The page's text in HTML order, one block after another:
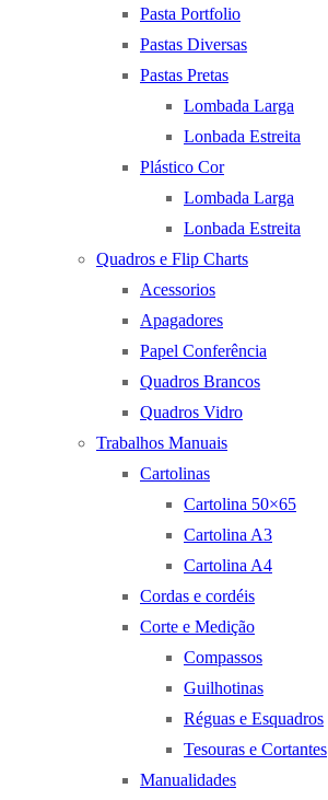
Pasta Portfolio
Pastas Diversas
Pastas Pretas
Lombada Larga
Lonbada Estreita
Plástico Cor
Lombada Larga
Lonbada Estreita
Quadros e Flip Charts
Acessorios
Apagadores
Papel Conferência
Quadros Brancos
Quadros Vidro
Trabalhos Manuais
Cartolinas
Cartolina 50×65
Cartolina A3
Cartolina A4
Cordas e cordéis
Corte e Medição
Compassos
Guilhotinas
Réguas e Esquadros
Tesouras e Cortantes
Manualidades